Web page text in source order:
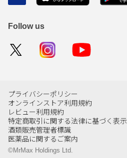
Follow us
プライバシーポリシー
オンラインストア利用規約
レビュー利用規約
特定商取引に関する法律に基づく表示
酒類販売管理者標識
医薬品に関するご案内
©MrMax Holdings Ltd.